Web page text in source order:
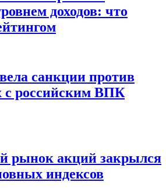
доходов: что
санкции против
с российским ВПК
рынок акций закрылся
индексов